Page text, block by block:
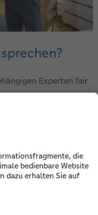
Experten fair
Telefon